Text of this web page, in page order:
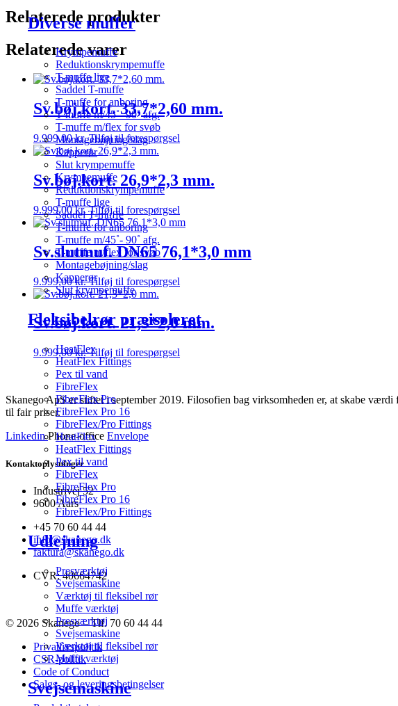
Diverse muffer
Krympemuffe
Reduktionskrympemuffe
T-muffe lige
Saddel T-muffe
T-muffe for anboring
T-muffe m/45˚- 90˚ afg.
T-muffe m/flex for svøb
Montagebøjning/slag
Kapperør
Slut krympemuffe
Krympemuffe
Reduktionskrympemuffe
T-muffe lige
Saddel T-muffe
T-muffe for anboring
T-muffe m/45˚- 90˚ afg.
T-muffe m/flex for svøb
Montagebøjning/slag
Kapperør
Slut krympemuffe
Fleksibelrør præisoleret
HeatFlex
HeatFlex Fittings
Pex til vand
FibreFlex
FibreFlex Pro
FibreFlex Pro 16
FibreFlex/Pro Fittings
HeatFlex
HeatFlex Fittings
Pex til vand
FibreFlex
FibreFlex Pro
FibreFlex Pro 16
FibreFlex/Pro Fittings
Udlejning
Presværktøj
Svejsemaskine
Værktøj til fleksibel rør
Muffe værktøj
Presværktøj
Svejsemaskine
Værktøj til fleksibel rør
Muffe værktøj
Svejsemaskine
Relaterede produkter
Relaterede varer
Sv.bøj.kort. 33,7*2,60 mm.
9.999,00kr. Tilføj til forespørgsel
Sv.bøj.kort. 26,9*2,3 mm.
9.999,00kr. Tilføj til forespørgsel
Sv.slutmuf. DN65 76,1*3,0 mm
9.999,00kr. Tilføj til forespørgsel
Sv.bøj.kort. 21,3*2,0 mm.
9.999,00kr. Tilføj til forespørgsel
Skanego ApS er stiftet i september 2019. Filosofien bag virksomheden er, at skabe
til fair priser.
Linkedin Phone-office Envelope
Kontaktoplysninger
Industrivej 52
9600 Aars
+45 70 60 44 44
info@skanego.dk
faktura@skanego.dk
CVR: 40664742
© 2026 Skanego – Tlf. 70 60 44 44
Privatlivspolitik
CSR-politik
Code of Conduct
Salgs- og leveringsbetingelser